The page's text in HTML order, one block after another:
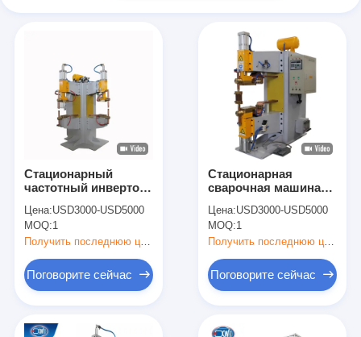
Стационарный
частотный инвертор
Сопротивление
Спектрный сварщик
100 мм Электродный
ход
Цена:USD3000-USD5000
MOQ:1
Получить последнюю цену
Поговорите сейчас
Стационарная
сварочная машина
Цена:USD3000-USD5000
MOQ:1
Поговорите сейчас